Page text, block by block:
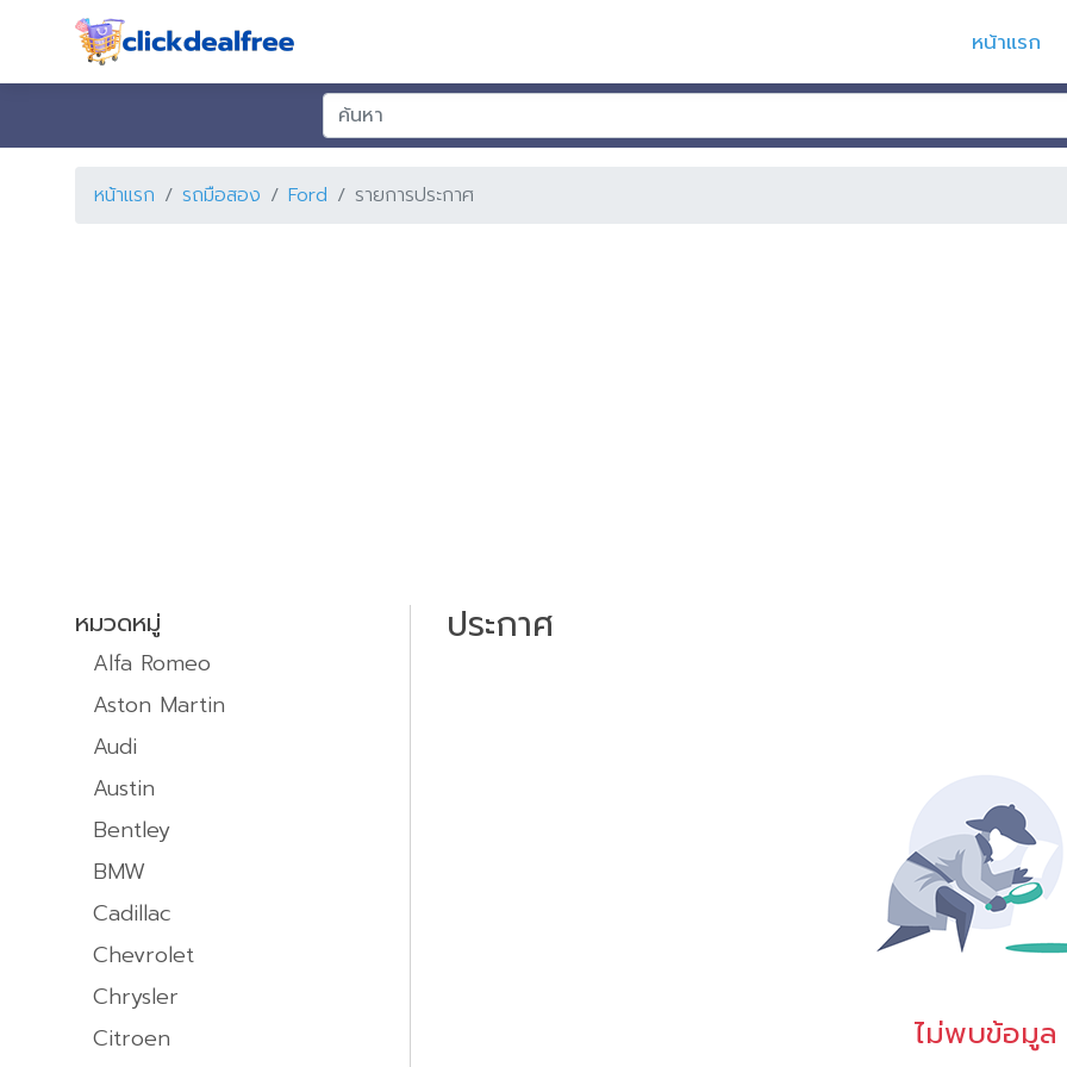
หน้าแรก
หน้าแรก รถมือสอง Ford รายการประกาศ
หมวดหมู่
Alfa Romeo
Aston Martin
Audi
Austin
Bentley
BMW
Cadillac
Chevrolet
Chrysler
Citroen
ประกาศ
ไม่พบข้อมูล